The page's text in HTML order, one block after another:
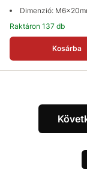
Dimenzió:
Raktáron 137 db
Kosárba